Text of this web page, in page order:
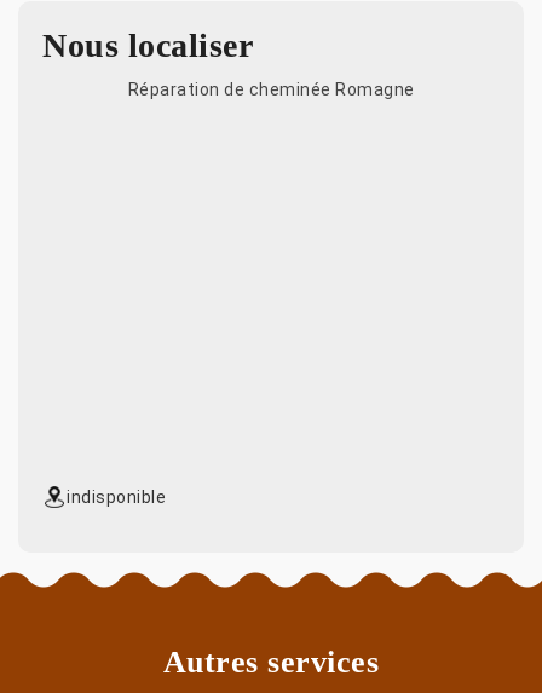
Nous localiser
Réparation de cheminée Romagne
indisponible
Autres services